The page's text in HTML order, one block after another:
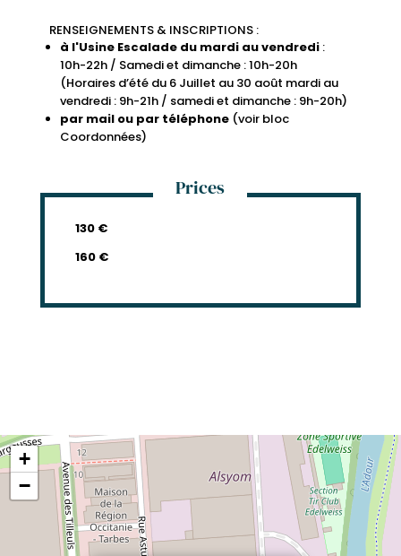
RENSEIGNEMENTS & INSCRIPTIONS :
à l'Usine Escalade du mardi au vendredi :
10h-22h / Samedi et dimanche : 10h-20h
(Horaires d’été du 6 Juillet au 30 août mardi au
vendredi : 9h-21h / samedi et dimanche : 9h-20h)
par mail ou par téléphone(voir bloc
Coordonnées)
Prices
130 €
160 €
+
−